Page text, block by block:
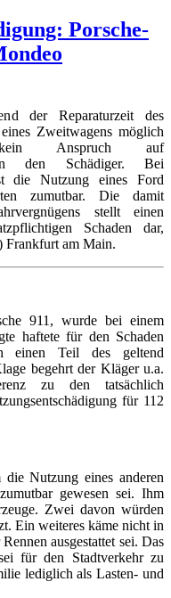
Porsche-
der Reparaturzeit des
Zweitwagens möglich
Anspruch auf
den Schädiger. Bei
die Nutzung eines Ford
zumutbar. Die damit
stellt einen
Schaden dar,
Frankfurt am Main.
911, wurde bei einem
haftete für den Schaden
einen Teil des geltend
begehrt der Kläger u.a.
zu den tatsächlich
für 112
Nutzung eines anderen
gewesen sei. Ihm
Zwei davon würden
Ein weiteres käme nicht in
ausgestattet sei. Das
für den Stadtverkehr zu
lediglich als Lasten- und